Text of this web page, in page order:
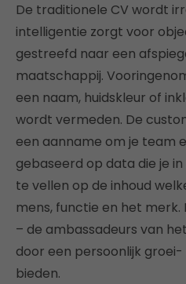
De traditionele CV wordt
intelligentie zorgt voor
gestreefd naar een
maatschappij.
een naam, huidskleur of
wordt vermeden. De
een aanname om je team
gebaseerd op data die je
te vellen op de inhoud
mens, functie en het merk.
– de ambassadeurs van
door een persoonlijk
bieden.